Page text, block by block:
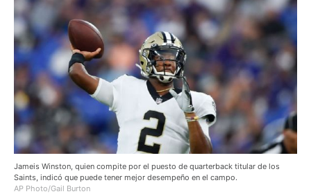
Jameis Winston, quien compite por el puesto de quarterback titular de los
Saints, indicó que puede tener mejor desempeño en el campo.
AP Photo/Gail Burton